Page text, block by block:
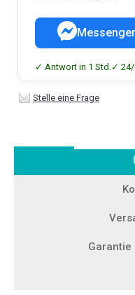
Messenger
✓ Antwort in 1 Std.✓
Stelle eine Frage
Garantie